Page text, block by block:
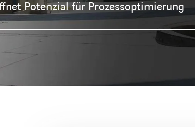
Potenzial für Prozessoptimierung